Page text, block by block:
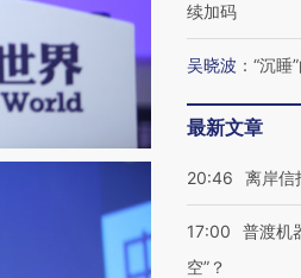
续加码
吴晓波 ： “沉睡
最新文章
20:46 离岸信
17:00
普渡机
空”？